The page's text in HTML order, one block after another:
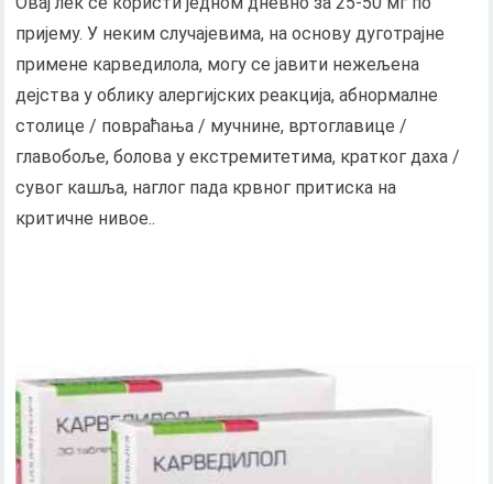
пријему. У неким случајевима, на основу дуготрајне
примене карведилола, могу се јавити нежељена
дејства у облику алергијских реакција, абнормалне
столице / повраћања / мучнине, вртоглавице /
главобоље, болова у екстремитетима, кратког даха /
сувог кашља, наглог пада крвног притиска на
критичне нивое..